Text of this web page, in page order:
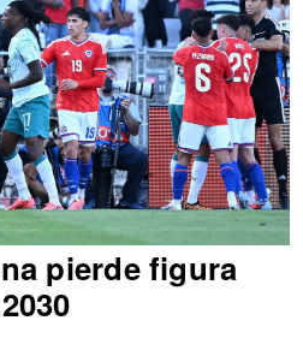
pierde figura